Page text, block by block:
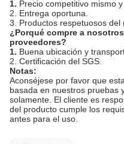
1. Precio competitivo mismo
2. Entrega oportuna.
3. Productos respetuosos del
¿Porqué compre a
proveedores?
1. Buena ubicación y
2. Certificación del SGS.
Notas:
Aconséjese por favor que
basada en nuestros pruebas
solamente. El cliente es
del producto cumple los
antes para el uso.